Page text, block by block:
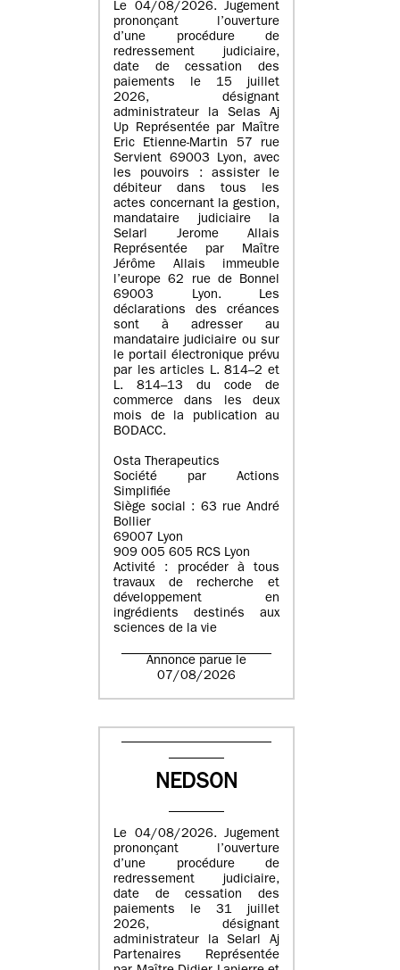
Le 04/08/2026. Jugement
prononçant l’ouverture
d’une procédure de
redressement judiciaire,
date de cessation des
paiements le 15 juillet
2026, désignant
administrateur la Selas Aj
Up Représentée par Maître
Eric Etienne-Martin 57 rue
Servient 69003 Lyon, avec
les pouvoirs : assister le
débiteur dans tous les
actes concernant la gestion,
mandataire judiciaire la
Selarl Jerome Allais
Représentée par Maître
Jérôme Allais immeuble
l’europe 62 rue de Bonnel
69003 Lyon. Les
déclarations des créances
sont à adresser au
mandataire judiciaire ou sur
le portail électronique prévu
par les articles L. 814–2 et
L. 814–13 du code de
commerce dans les deux
mois de la publication au
BODACC.
Osta Therapeutics
Société par Actions
Simplifiée
Siège social : 63 rue André
Bollier
69007 Lyon
909 005 605 RCS Lyon
Activité : procéder à tous
travaux de recherche et
développement en
ingrédients destinés aux
sciences de la vie
Annonce parue le
07/08/2026
NEDSON
Le 04/08/2026. Jugement
prononçant l’ouverture
d’une procédure de
redressement judiciaire,
date de cessation des
paiements le 31 juillet
2026, désignant
administrateur la Selarl Aj
Partenaires Représentée